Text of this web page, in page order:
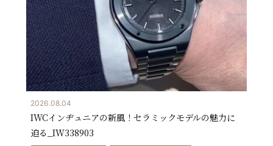
2026.08.04
IWCインヂュニアの新風！セラミックモデルの魅力に
迫る_IW338903